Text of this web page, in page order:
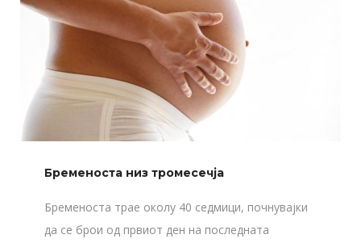
Бременоста низ тромесечја
Бременоста трае околу 40 седмици, почнувајки
да се брои од првиот ден на последната